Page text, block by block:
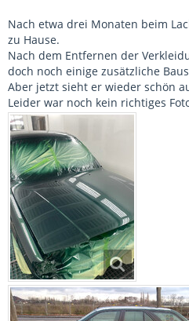
Nach etwa drei Monaten beim
zu Hause.
Nach dem Entfernen der
doch noch einige zusätzliche
Aber jetzt sieht er wieder schön
Leider war noch kein richtiges